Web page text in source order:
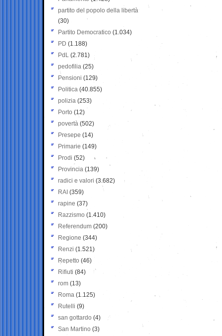
partito del popolo della libertà
(30)
Partito Democratico (1.034)
PD (1.188)
PdL (2.781)
pedofilia (25)
Pensioni (129)
Politica (40.855)
polizia (253)
Porto (12)
povertà (502)
Presepe (14)
Primarie (149)
Prodi (52)
Provincia (139)
radici e valori (3.682)
RAI (359)
rapine (37)
Razzismo (1.410)
Referendum (200)
Regione (344)
Renzi (1.521)
Repetto (46)
Rifiuti (84)
rom (13)
Roma (1.125)
Rutelli (9)
san gottardo (4)
San Martino (3)